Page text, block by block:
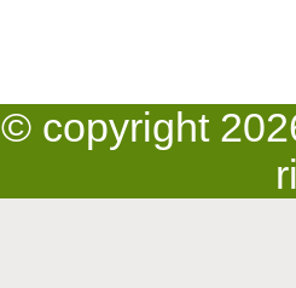
© copyright